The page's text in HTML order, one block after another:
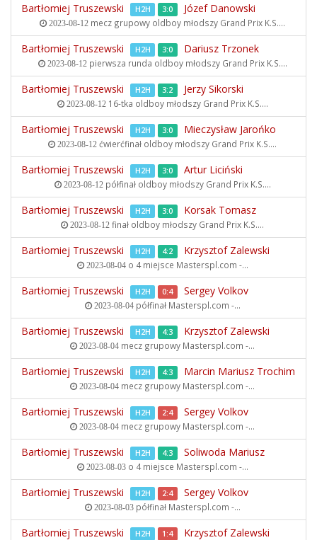
Bartłomiej Truszewski H2H 3:0 Józef Danowski
2023-08-12 mecz grupowy oldboy młodszy Grand Prix K.S....
Bartłomiej Truszewski H2H 3:0 Dariusz Trzonek
2023-08-12pierwsza runda oldboy młodszy Grand Prix K.S....
Bartłomiej Truszewski H2H 3:2 Jerzy Sikorski
2023-08-1216-tka oldboy młodszy Grand Prix K.S....
Bartłomiej Truszewski H2H 3:0 Mieczysław Jarońko
2023-08-12 ćwierćfinał oldboy młodszy Grand Prix K.S....
Bartłomiej Truszewski H2H 3:0 Artur Liciński
2023-08-12półfinał oldboy młodszy Grand Prix K.S....
Bartłomiej Truszewski H2H 3:0 Korsak Tomasz
2023-08-12 finał oldboy młodszy Grand Prix K.S....
Bartłomiej Truszewski H2H 4:2 Krzysztof Zalewski
2023-08-04o 4 miejsce Masterspl.com -...
Bartłomiej Truszewski H2H 0:4 Sergey Volkov
2023-08-04półfinał Masterspl.com -...
Bartłomiej Truszewski H2H 4:3 Krzysztof Zalewski
2023-08-04 mecz grupowy Masterspl.com -...
Bartłomiej Truszewski H2H 4:3 Marcin Mariusz Trochim
2023-08-04 mecz grupowy Masterspl.com -...
Bartłomiej Truszewski H2H 2:4 Sergey Volkov
2023-08-04 mecz grupowy Masterspl.com -...
Bartłomiej Truszewski H2H 4:3 Soliwoda Mariusz
2023-08-03o 4 miejsce Masterspl.com -...
Bartłomiej Truszewski H2H 2:4 Sergey Volkov
2023-08-03półfinał Masterspl.com -...
Bartłomiej Truszewski H2H 1:4 Krzysztof Zalewski